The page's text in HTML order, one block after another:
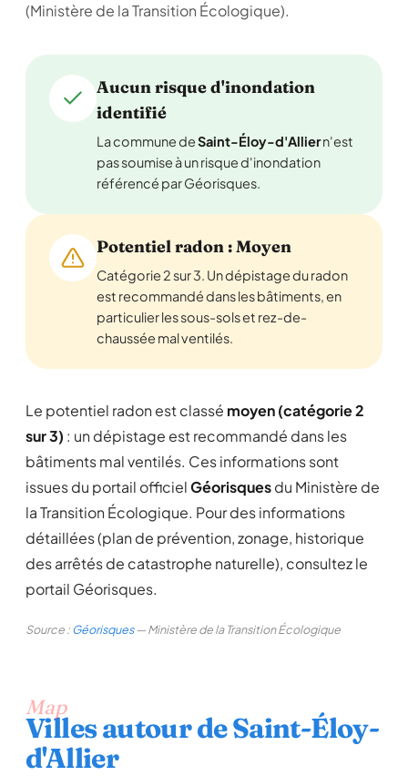
(Ministère de la Transition Écologique).
Aucun risque d'inondation
identifié
La commune deSaint-Éloy-d'Alliern'est
pas soumise à un risque d'inondation
référencé par Géorisques.
Potentiel radon : Moyen
Catégorie 2 sur 3. Un dépistage du radon
est recommandé dans les bâtiments, en
particulier les sous-sols et rez-de-
chaussée mal ventilés.
Le potentiel radon est classé moyen (catégorie 2
sur 3) : un dépistage est recommandé dans les
bâtiments mal ventilés. Ces informations sont
issues du portail officielGéorisquesdu Ministère de
la Transition Écologique. Pour des informations
détaillées (plan de prévention, zonage, historique
des arrêtés de catastrophe naturelle), consultez le
portail Géorisques.
Source :Géorisques— Ministère de la Transition Écologique
Map
Villes autour de Saint-Éloy-
d'Allier